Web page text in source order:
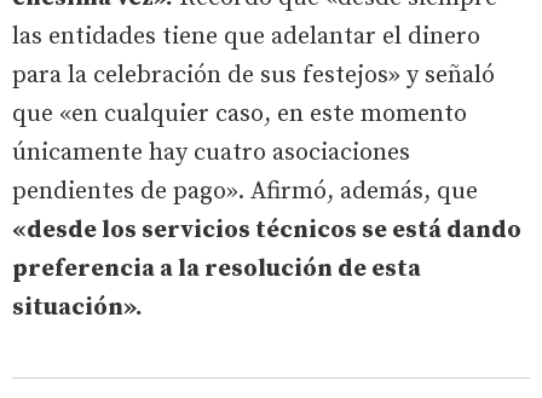
las entidades tiene que adelantar el dinero
para la celebración de sus festejos» y señaló
que «en cualquier caso, en este momento
únicamente hay cuatro asociaciones
pendientes de pago». Afirmó, además, que
«desde los servicios técnicos se está dando
preferencia a la resolución de esta
situación».